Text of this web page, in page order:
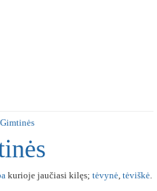
Gimtinės
kurioje jaučiasi kilęs; tėvynė, tėviškė.